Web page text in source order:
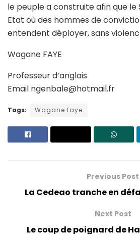
le peuple a construite afin que le
Etat où des hommes de
entendent déployer, sans
Wagane FAYE
Professeur d’anglais
Email ngenbale@hotmail.fr
Tags: Wagane faye
Previous Post
La Cedeao tranche en
Next Post
Le coup de poignard de